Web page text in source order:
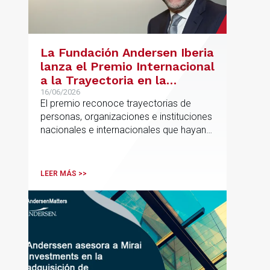
La Fundación Andersen Iberia
lanza el Premio Internacional
a la Trayectoria en la
Promoción de la Educación
16/06/2026
El premio reconoce trayectorias de
personas, organizaciones e instituciones
nacionales e internacionales que hayan
innovación o la equidad educativa
LEER MÁS >>